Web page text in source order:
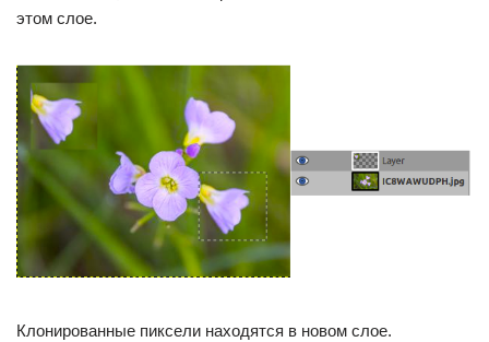
этом слое.
Клонированные пиксели находятся в новом слое.